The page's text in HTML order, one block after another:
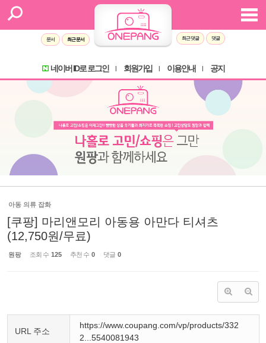
문서 최근 문서 최근 댓글 댓글
네이버 ID로 로그인 회원가입 이용안내 공지
아동 의류 잡화
[쿠팡] 마리앤모리 아동용 아만다 티셔츠
(12,750원/무료)
원팡 조회 수 125 추천 수 0 댓글 0
URL 주소
https://www.coupang.com/vp/products/332
2...5540081943